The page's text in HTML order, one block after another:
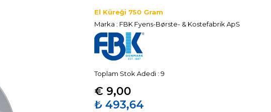
El Küreği 750 Gram
Marka : FBK Fyens-Børste- & Kostefabrik ApS
Toplam Stok Adedi : 9
€ 9,00
₺ 493,64